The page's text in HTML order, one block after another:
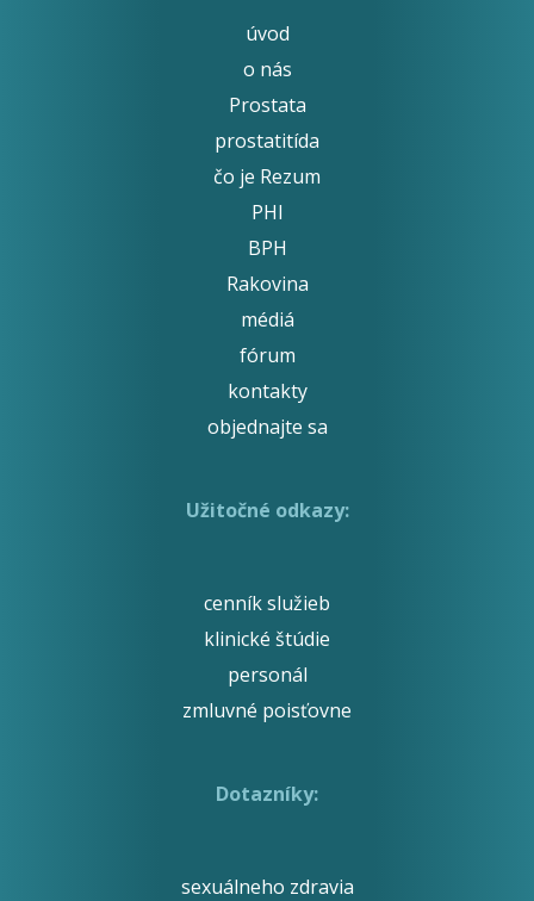
úvod
o nás
Prostata
prostatitída
čo je Rezum
PHI
BPH
Rakovina
médiá
fórum
kontakty
objednajte sa
Užitočné odkazy:
cenník služieb
klinické štúdie
personál
zmluvné poisťovne
Dotazníky:
sexuálneho zdravia